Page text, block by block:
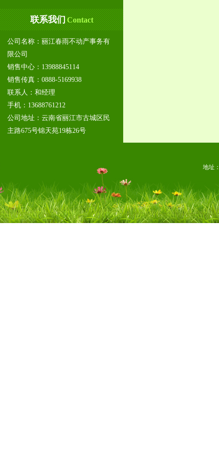
联系我们Contact
公司名称：丽江春雨不动产事务有
限公司
销售中心：13988845114
销售传真：0888-5169938
联系人：和经理
手机：13688761212
公司地址：云南省丽江市古城区民
主路675号锦天苑19栋26号
地址